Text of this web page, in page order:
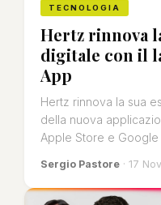
TECNOLOGIA
Hertz rinnova
digitale con il
App
Hertz rinnova la sua
della nuova
Apple Store e Google
Sergio Pastore · 17